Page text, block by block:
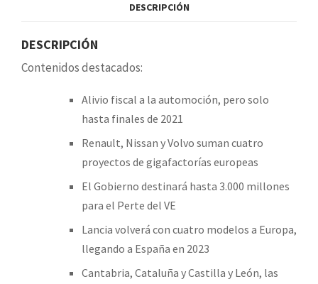
DESCRIPCIÓN
DESCRIPCIÓN
Contenidos destacados:
Alivio fiscal a la automoción, pero solo
hasta finales de 2021
Renault, Nissan y Volvo suman cuatro
proyectos de gigafactorías europeas
El Gobierno destinará hasta 3.000 millones
para el Perte del VE
Lancia volverá con cuatro modelos a Europa,
llegando a España en 2023
Cantabria, Cataluña y Castilla y León, las